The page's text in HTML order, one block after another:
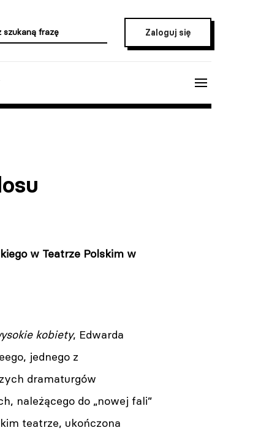
Zaloguj się
w Teatrze Polskim w
kobiety, Edwarda
jednego z
dramaturgów
należącego do „nowej fali”
teatrze, ukończona